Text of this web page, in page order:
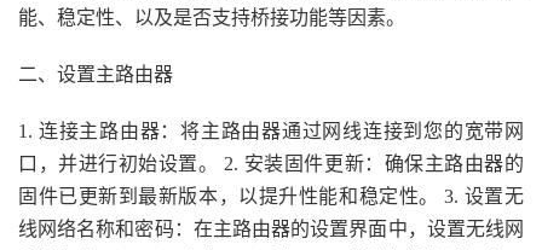
能、稳定性、以及是否支持桥接功能等因素。
二、设置主路由器
1. 连接主路由器：将主路由器通过网线连接到您的宽带网
口，并进行初始设置。 2. 安装固件更新：确保主路由器的
固件已更新到最新版本，以提升性能和稳定性。 3. 设置无
线网络名称和密码：在主路由器的设置界面中，设置无线网